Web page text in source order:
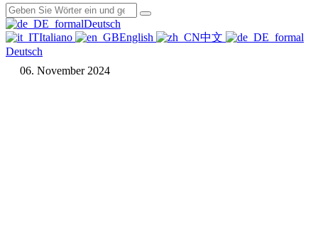
06. November 2024
Deutsch
Italiano
English
中文
Deutsch